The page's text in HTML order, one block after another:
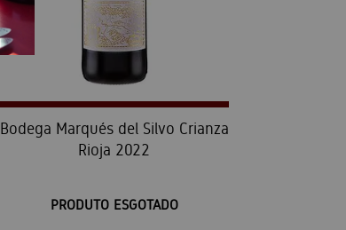
Bodega Marqués del Silvo Crianza
Rioja 2022
PRODUTO ESGOTADO